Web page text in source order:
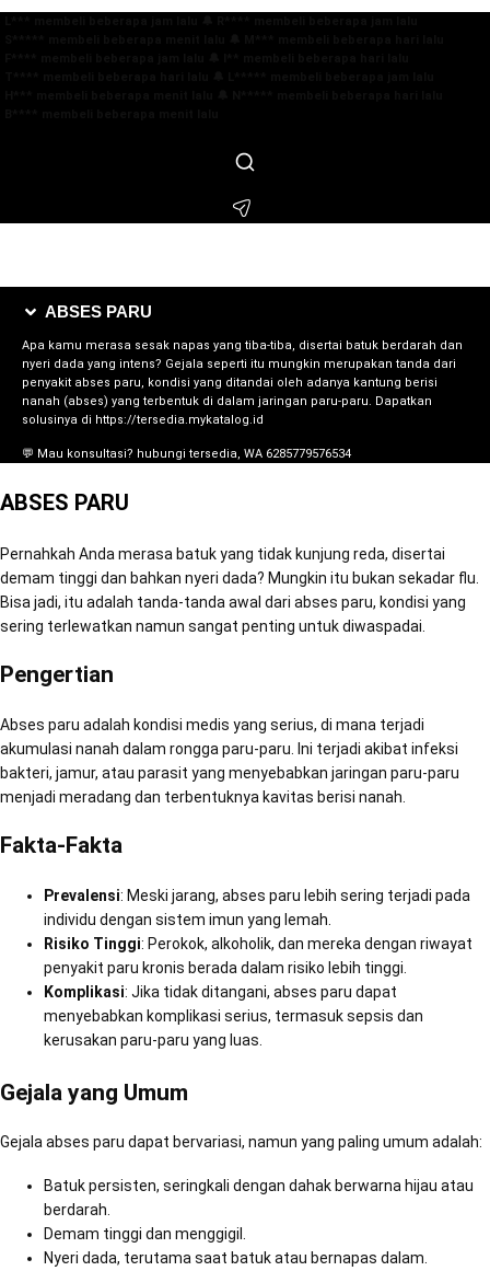
ABSES PARU
Apa kamu merasa sesak napas yang tiba-tiba, disertai batuk berdarah dan
nyeri dada yang intens? Gejala seperti itu mungkin merupakan tanda dari
penyakit abses paru, kondisi yang ditandai oleh adanya kantung berisi
nanah (abses) yang terbentuk di dalam jaringan paru-paru. Dapatkan
solusinya di https://tersedia.mykatalog.id
💬 Mau konsultasi? hubungi tersedia, WA 6285779576534
ABSES PARU
Pernahkah Anda merasa batuk yang tidak kunjung reda, disertai
demam tinggi dan bahkan nyeri dada? Mungkin itu bukan sekadar flu.
Bisa jadi, itu adalah tanda-tanda awal dari abses paru, kondisi yang
sering terlewatkan namun sangat penting untuk diwaspadai.
Pengertian
Abses paru adalah kondisi medis yang serius, di mana terjadi
akumulasi nanah dalam rongga paru-paru. Ini terjadi akibat infeksi
bakteri, jamur, atau parasit yang menyebabkan jaringan paru-paru
menjadi meradang dan terbentuknya kavitas berisi nanah.
Fakta-Fakta
Prevalensi: Meski jarang, abses paru lebih sering terjadi pada
individu dengan sistem imun yang lemah.
Risiko Tinggi: Perokok, alkoholik, dan mereka dengan riwayat
penyakit paru kronis berada dalam risiko lebih tinggi.
Komplikasi: Jika tidak ditangani, abses paru dapat
menyebabkan komplikasi serius, termasuk sepsis dan
kerusakan paru-paru yang luas.
Gejala yang Umum
Gejala abses paru dapat bervariasi, namun yang paling umum adalah:
Batuk persisten, seringkali dengan dahak berwarna hijau atau
berdarah.
Demam tinggi dan menggigil.
Nyeri dada, terutama saat batuk atau bernapas dalam.